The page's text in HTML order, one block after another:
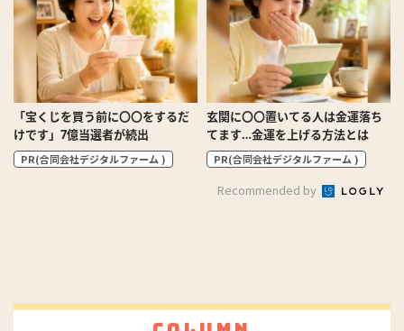
「宝くじを買う前に〇〇をするだ
けです」7億当選者が続出
PR(合同会社デジタルファーム )
玄関に〇〇置いてる人は金運落ち
てます…金運を上げる方法とは
PR(合同会社デジタルファーム )
Recommended by